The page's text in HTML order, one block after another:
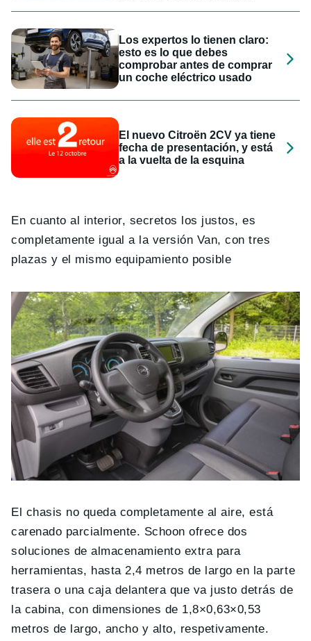
Los expertos lo tienen claro:
esto es lo que debes
comprobar antes de comprar
un coche eléctrico usado
El nuevo Citroën 2CV ya tiene
fecha de presentación, y está
a la vuelta de la esquina
En cuanto al interior, secretos los justos, es
completamente igual a la versión Van, con tres
plazas y el mismo equipamiento posible
El chasis no queda completamente al aire, está
carenado parcialmente. Schoon ofrece dos
soluciones de almacenamiento extra para
herramientas, hasta 2,4 metros de largo en la parte
trasera o una caja delantera que va justo detrás de
la cabina, con dimensiones de 1,8×0,63×0,53
metros de largo, ancho y alto, respetivamente.